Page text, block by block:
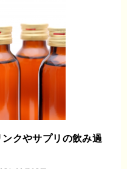
クやサプリの飲み過